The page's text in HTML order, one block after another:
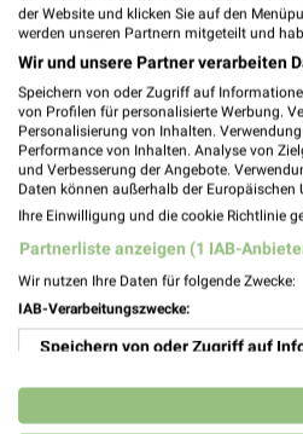
481,95 km
Altötting,
480,39 km
der Website und klicken Sie auf den
werden unseren Partnern mitgeteilt und
Wir und unsere Partner verarbeiten
Speichern von oder Zugriff auf
von Profilen für personalisierte Werbung.
Personalisierung von Inhalten.
Performance von Inhalten. Analyse von
und Verbesserung der Angebote.
Daten können außerhalb der Europäischen
Ihre Einwilligung und die cookie Richtlinie
Partnerliste anzeigen (1 IAB-
Wir nutzen Ihre Daten für folgende Zwecke:
IAB-Verarbeitungszwecke:
Speichern von oder Zugriff auf
Verwendung reduzierter Daten